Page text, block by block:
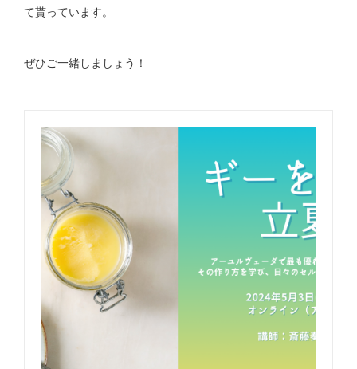
て貰っています。
ぜひご一緒しましょう！